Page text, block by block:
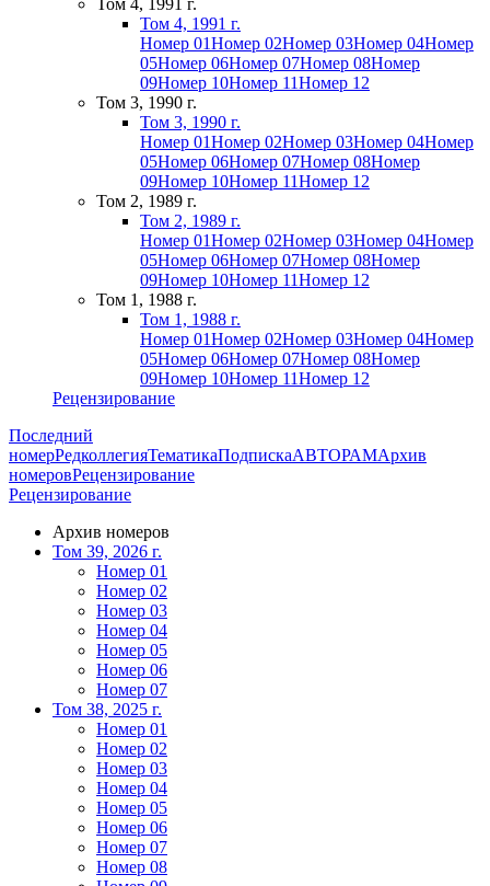
Том 4, 1991 г.
Том 4, 1991 г.
Номер 01Номер 02Номер 03Номер 04Номер
05Номер 06Номер 07Номер 08Номер
09Номер 10Номер 11Номер 12
Том 3, 1990 г.
Том 3, 1990 г.
Номер 01Номер 02Номер 03Номер 04Номер
05Номер 06Номер 07Номер 08Номер
09Номер 10Номер 11Номер 12
Том 2, 1989 г.
Том 2, 1989 г.
Номер 01Номер 02Номер 03Номер 04Номер
05Номер 06Номер 07Номер 08Номер
09Номер 10Номер 11Номер 12
Том 1, 1988 г.
Том 1, 1988 г.
Номер 01Номер 02Номер 03Номер 04Номер
05Номер 06Номер 07Номер 08Номер
09Номер 10Номер 11Номер 12
Рецензирование
Последний
номерРедколлегияТематикаПодпискаАВТОРАМАрхив
номеровРецензирование
Рецензирование
Архив номеров
Том 39, 2026 г.
Номер 01
Номер 02
Номер 03
Номер 04
Номер 05
Номер 06
Номер 07
Том 38, 2025 г.
Номер 01
Номер 02
Номер 03
Номер 04
Номер 05
Номер 06
Номер 07
Номер 08